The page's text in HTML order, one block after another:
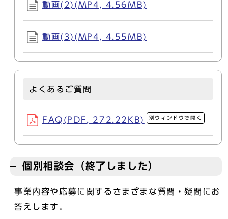
動画(2)(MP4, 4.56MB)
動画(3)(MP4, 4.55MB)
よくあるご質問
FAQ(PDF, 272.22KB) 別ウィンドウで開く
個別相談会（終了しました）
事業内容や応募に関するさまざまな質問・疑問にお
答えします。